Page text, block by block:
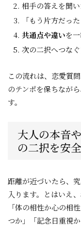
相手の答えを聞
「もう片方だっ
共通点や違いを
次の二択へつな
この流れは、恋愛質
のテンポを保ちながら
す。
大人の本音
の二択を安
距離が近づいたら、
入ります。とはいえ、
「体の相性か心の相
つか」「記念日重視